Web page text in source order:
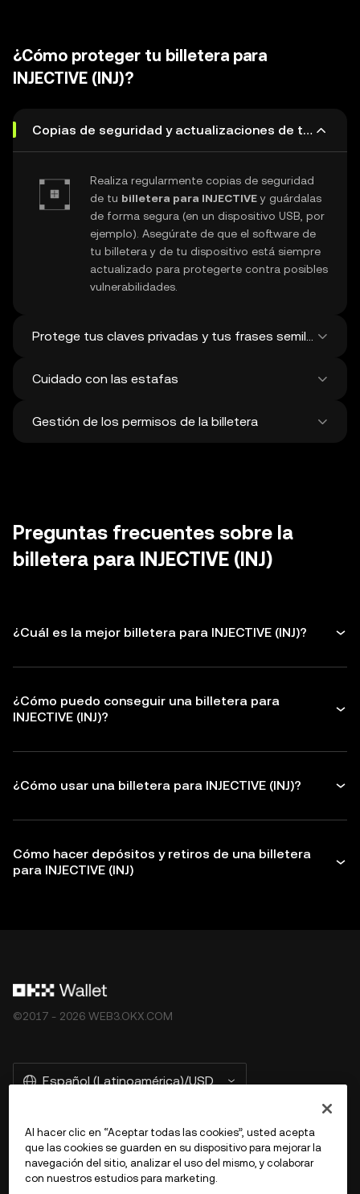
descentralizados y de 38 mercados.
añaden unas 120,000 criptos nuevas en
promedio cada semana.
¿Cómo proteger tu billetera para
INJECTIVE (INJ)?
Copias de seguridad y actualizaciones de tu
Realiza regularmente copias de seguridad
de tu billetera para INJECTIVEy guárdalas
de forma segura (en un dispositivo USB, por
ejemplo). Asegúrate de que el software de
tu billetera y de tu dispositivo está siempre
actualizado para protegerte contra posibles
vulnerabilidades.
Protege tus claves privadas y tus frases semilla
Nunca compartas tu
tomar capturas de pantalla y guardar
Cuidado con las estafas
Ten cuidado con posibles ataques de
Gestión de los permisos de la billetera
proteger así tus INJECTIVE. Asegúrate de
verificar la dirección del destinatario antes
de realizar cualquier transacción.
Preguntas frecuentes sobre la
billetera para INJECTIVE (INJ)
¿Cuál es la mejor billetera para INJECTIVE (INJ)?
¿Cómo puedo conseguir una billetera para
INJECTIVE (INJ)?
¿Cómo usar una billetera para INJECTIVE (INJ)?
Cómo hacer depósitos y retiros de una billetera
para INJECTIVE (INJ)
©2017 - 2026 WEB3.OKX.COM
Español (Latinoamérica)/USD
Más información sobre OKX Web3
Al hacer clic en “Aceptar todas las cookies”, usted acepta
que las cookies se guarden en su dispositivo para mejorar la
navegación del sitio, analizar el uso del mismo, y colaborar
con nuestros estudios para marketing.